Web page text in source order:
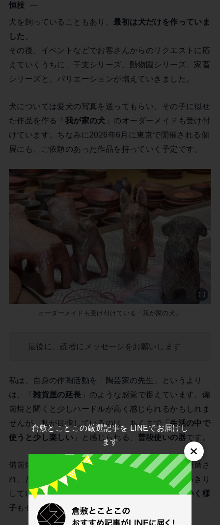
恒枝
犬を飼っていることもあり、最初は犬だけを作っていま
した 。
その後、イベントなどでお客さんからのリクエストに応
えていくうちに、干支シリーズ、動物園シリーズ、家畜
シリーズと、バリエーションが増えていきました。
犬については愛犬の写真を送ってもらい、その子に似せ
た作品を作る「我が家の犬
」のオーダーメイドも受け付
けています。ちなみに2026年6月に東京で開催される個
展にも、ご依頼のあった作品を持っていく予定です。
オーダーメイドも受け付けている「我が家の犬」
最後に、読者にメッセージをお願いします
私は、自身の作陶活動を「陶芸家の先生」というより
は、「雑貨屋の延長 」のような感覚で捉えています。備
前焼と聞くと少しハードルが高く感じられるかもしれま
せんが、私が目指しているのは、あくまで「生活の中で
使うと少し楽しい 」と感じられる、 普段使いの器です。
備前焼は、使い込み、洗いを重ねるごとに表面が研磨さ
れ、だんだんと艶が増して色のコントラストがはっきり
していきます。日々の生活の中で、器が変化していく様
子もぜひ楽しんでください。
倉敷とことこの厳選記事を LINEでお届けし
ます